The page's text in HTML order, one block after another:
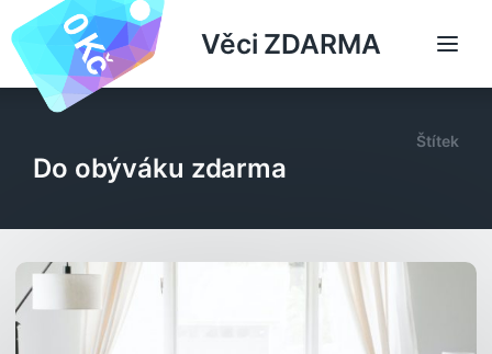
Věci ZDARMA
Štítek
Do obýváku zdarma